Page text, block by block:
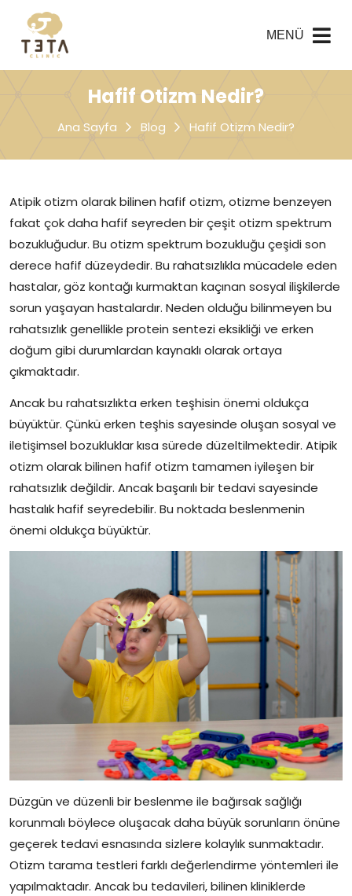
MENÜ
Hafif Otizm Nedir?
Ana Sayfa Blog Hafif Otizm Nedir?
Atipik otizm olarak bilinen hafif otizm, otizme benzeyen
fakat çok daha hafif seyreden bir çeşit otizm spektrum
bozukluğudur. Bu otizm spektrum bozukluğu çeşidi son
derece hafif düzeydedir. Bu rahatsızlıkla mücadele eden
hastalar, göz kontağı kurmaktan kaçınan sosyal ilişkilerde
sorun yaşayan hastalardır. Neden olduğu bilinmeyen bu
rahatsızlık genellikle protein sentezi eksikliği ve erken
doğum gibi durumlardan kaynaklı olarak ortaya
çıkmaktadır.
Ancak bu rahatsızlıkta erken teşhisin önemi oldukça
büyüktür. Çünkü erken teşhis sayesinde oluşan sosyal ve
iletişimsel bozukluklar kısa sürede düzeltilmektedir. Atipik
otizm olarak bilinen hafif otizm tamamen iyileşen bir
rahatsızlık değildir. Ancak başarılı bir tedavi sayesinde
hastalık hafif seyredebilir. Bu noktada beslenmenin
önemi oldukça büyüktür.
Düzgün ve düzenli bir beslenme ile bağırsak sağlığı
korunmalı böylece oluşacak daha büyük sorunların önüne
geçerek tedavi esnasında sizlere kolaylık sunmaktadır.
Otizm tarama testleri farklı değerlendirme yöntemleri ile
yapılmaktadır. Ancak bu tedavileri, bilinen kliniklerde